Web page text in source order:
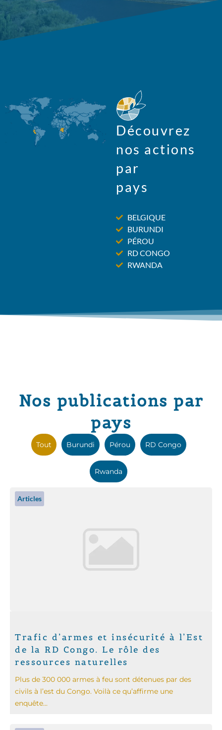
Découvrez
nos actions
par
pays
BELGIQUE
BURUNDI
PÉROU
RD CONGO
RWANDA
Nos publications par
pays
Tout Burundi Pérou RD Congo
Rwanda
Articles
Trafic d’armes et insécurité à l’Est
de la RD Congo. Le rôle des
ressources naturelles
Plus de 300 000 armes à feu sont détenues par des
civils à l’est du Congo. Voilà ce qu’affirme une
enquête...